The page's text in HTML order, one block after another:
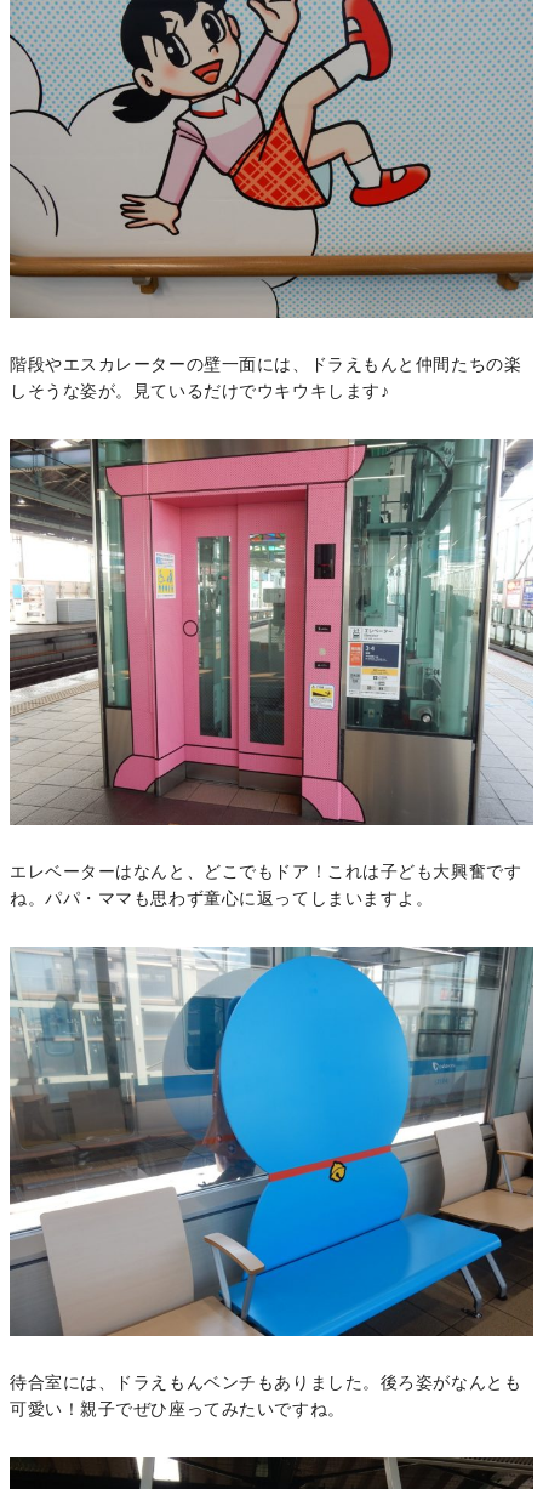
階段やエスカレーターの壁一面には、ドラえもんと仲間たちの楽
しそうな姿が。見ているだけでウキウキします♪
エレベーターはなんと、どこでもドア！これは子ども大興奮です
ね。パパ・ママも思わず童心に返ってしまいますよ。
待合室には、ドラえもんベンチもありました。後ろ姿がなんとも
可愛い！親子でぜひ座ってみたいですね。